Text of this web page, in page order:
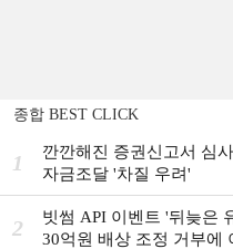
종합 BEST CLICK
1
깐깐해진 증권신고서 심
자금조달 '차질 우려'
2
빗썸 API 이벤트 '뒤늦은
30억원 배상 조정 거부에